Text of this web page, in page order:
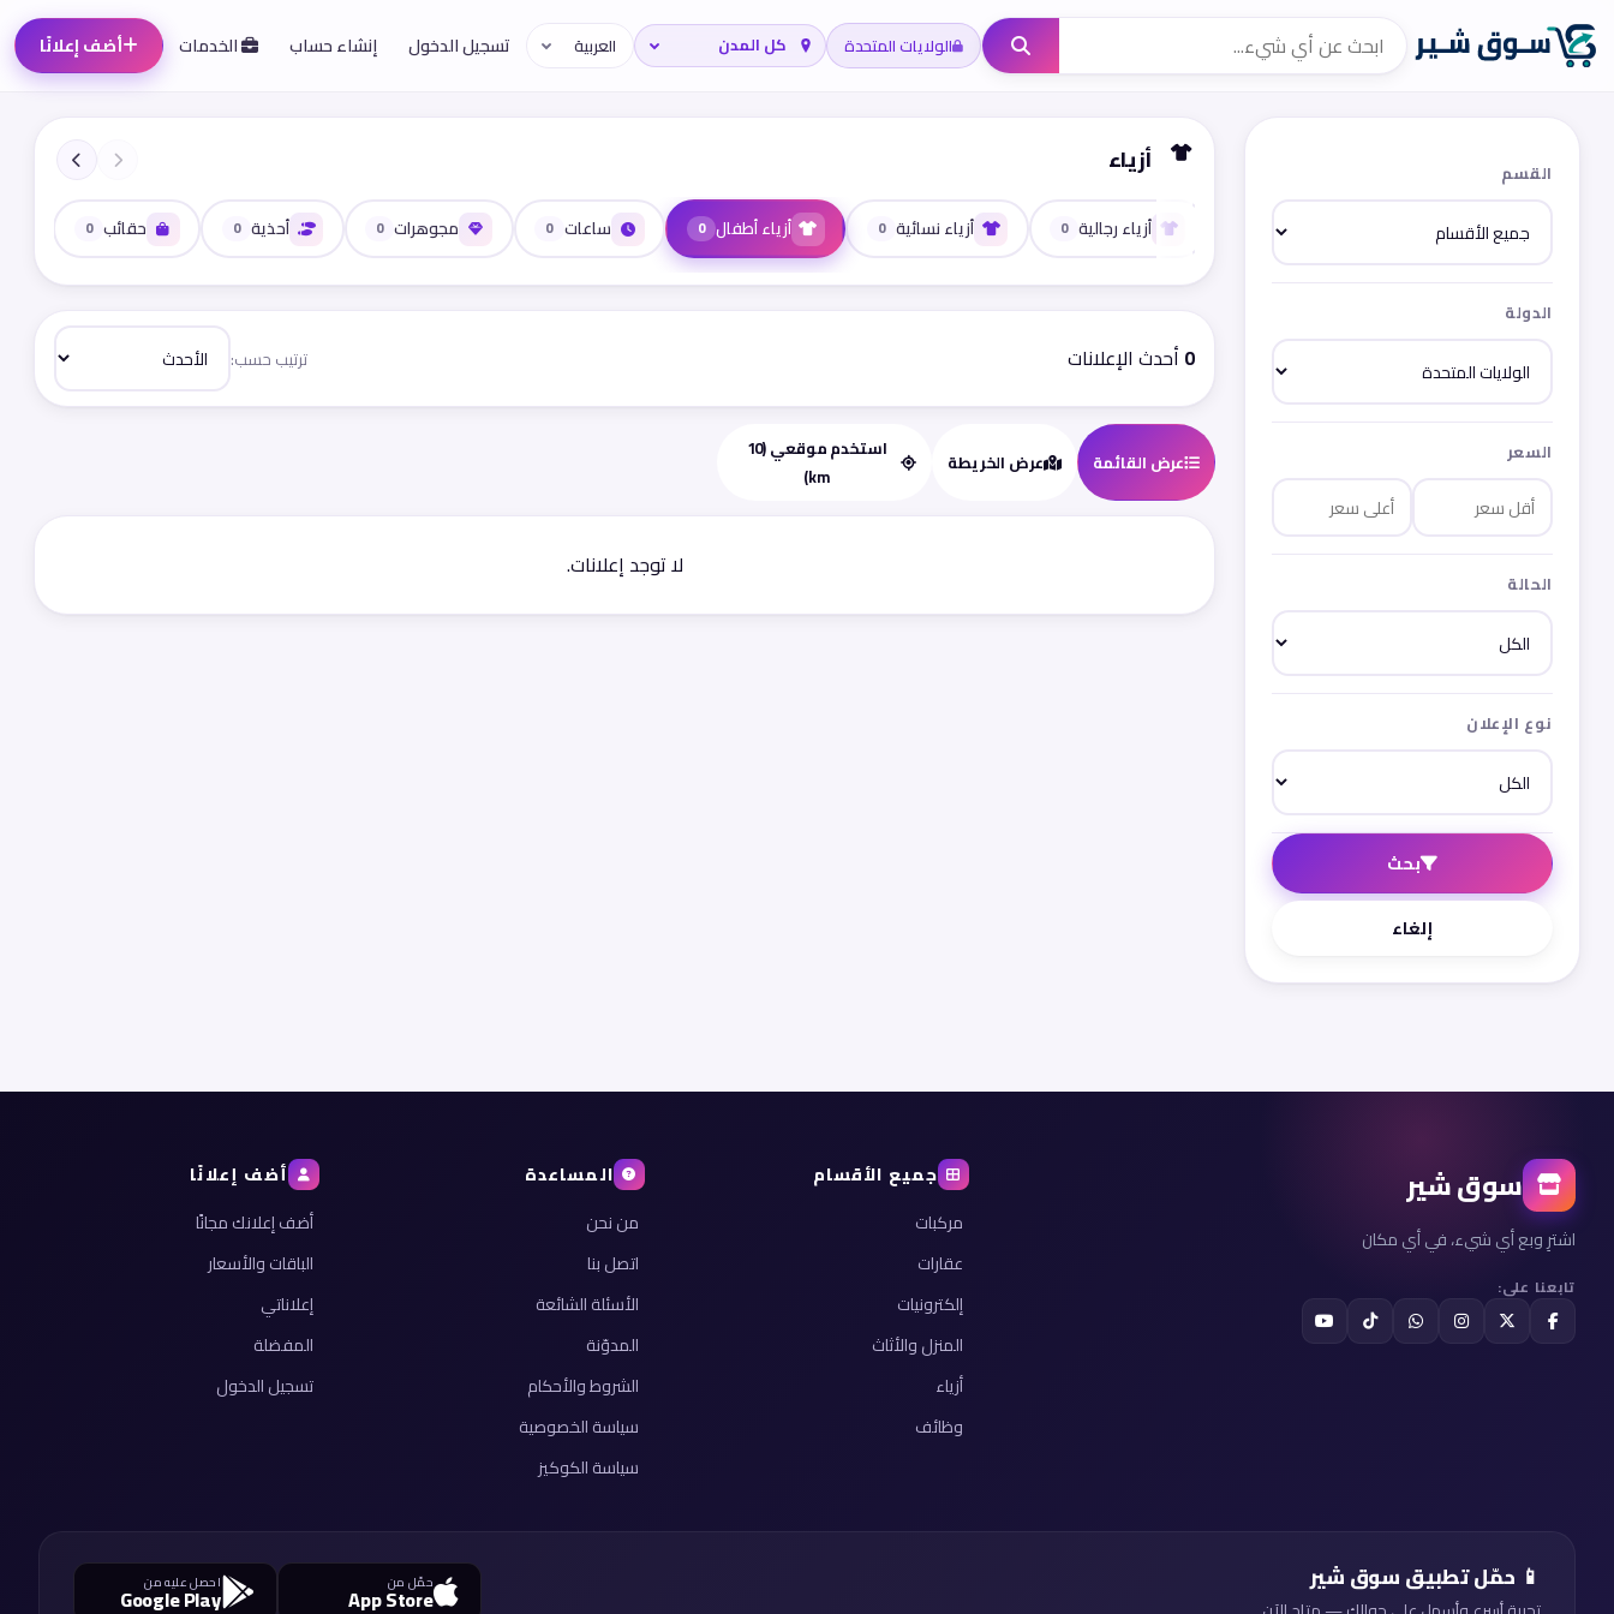
الولايات المتحدة تسجيل الدخول إنشاء حساب الخدمات أضف إعلانًا
القسم
الدولة
السعر
الحالة
نوع الإعلان
بحث
إلغاء
أزياء
الكل أزياء رجالية 0 أزياء نسائية 0 أزياء أطفال 0 ساعات 0 مجوهرات 0 أحذية 0 حقائب 0
0 أحدث الإعلانات ترتيب حسب:
عرض القائمة عرض الخريطة
استخدم موقعي (10
km)
لا توجد إعلانات.
سوق شير
اشترِ وبع أي شيء، في أي مكان
تابعنا على:
جميع الأقسام
مركبات
عقارات
إلكترونيات
المنزل والأثاث
أزياء
وظائف
المساعدة
من نحن
اتصل بنا
الأسئلة الشائعة
المدوّنة
الشروط والأحكام
سياسة الخصوصية
سياسة الكوكيز
أضف إعلانًا
أضف إعلانك مجانًا
الباقات والأسعار
إعلاناتي
المفضلة
تسجيل الدخول
📱 حمّل تطبيق سوق شير حمّل من
App Store احصل عليه من
Google Play